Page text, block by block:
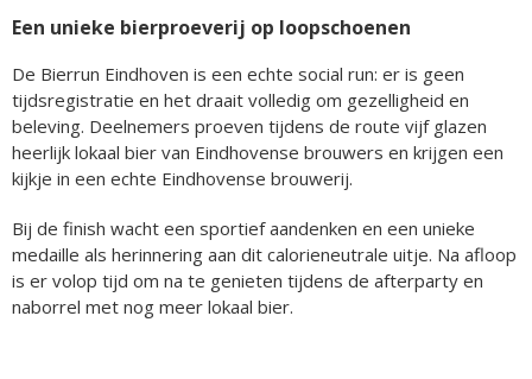
Een unieke bierproeverij op loopschoenen
De Bierrun Eindhoven is een echte social run: er is geen
tijdsregistratie en het draait volledig om gezelligheid en
beleving. Deelnemers proeven tijdens de route vijf glazen
heerlijk lokaal bier van Eindhovense brouwers en krijgen een
kijkje in een echte Eindhovense brouwerij.
Bij de finish wacht een sportief aandenken en een unieke
medaille als herinnering aan dit calorieneutrale uitje. Na afloop
is er volop tijd om na te genieten tijdens de afterparty en
naborrel met nog meer lokaal bier.